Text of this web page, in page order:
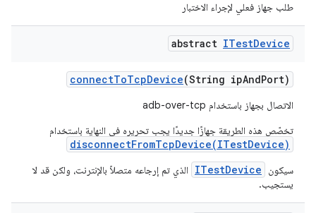
طلب جهاز فعلي لإجراء الاختبار
abstract ITestDevice
connectToTcpDevice(String ipAndPort)
الاتصال بجهاز باستخدام adb-over-tcp
تخصّص هذه الطريقة جهازًا جديدًا يجب تحريره في النهاية باستخدام
disconnectFromTcpDevice(ITestDevice)
سيكون ITestDevice
الذي تم إرجاعه متصلاً بالإنترنت، ولكن قد لا
يستجيب.